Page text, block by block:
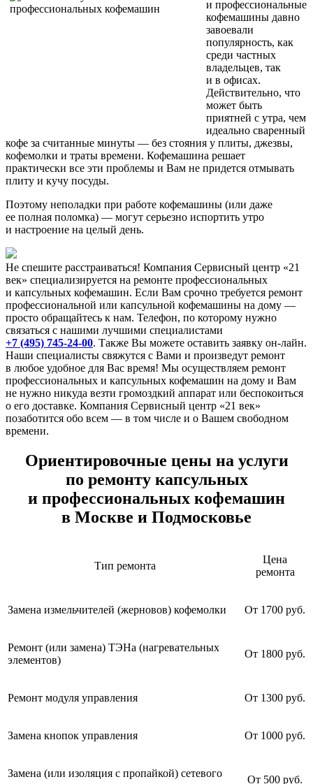
и профессиональные
кофемашины давно
завоевали
популярность, как
среди частных
владельцев, так
и в офисах.
Действительно, что
может быть
приятней с утра, чем
идеально сваренный
кофе за считанные минуты — без стояния у плиты, джезвы,
кофемолки и траты времени. Кофемашина решает
практически все эти проблемы и Вам не придется отмывать
плиту и кучу посуды.
Поэтому неполадки при работе кофемашины (или даже
ее полная поломка) — могут серьезно испортить утро
и настроение на целый день.
Не спешите расстраиваться! Компания Сервисный центр «21
век» специализируется на ремонте профессиональных
и капсульных кофемашин. Если Вам срочно требуется ремонт
профессиональной или капсульной кофемашины на дому —
просто обращайтесь к нам. Телефон, по которому нужно
связаться с нашими лучшими специалистами
+7 (495) 745-24-00. Также Вы можете оставить заявку он-лайн.
Наши специалисты свяжутся с Вами и произведут ремонт
в любое удобное для Вас время! Мы осуществляем ремонт
профессиональных и капсульных кофемашин на дому и Вам
не нужно никуда везти громоздкий аппарат или беспокоиться
о его доставке. Компания Сервисный центр «21 век»
позаботится обо всем — в том числе и о Вашем свободном
времени.
Ориентировочные цены на услуги
по ремонту капсульных
и профессиональных кофемашин
в Москве и Подмосковье
Тип ремонта
Цена
ремонта
Замена измельчителей (жерновов) кофемолки От 1700 руб.
Ремонт (или замена) ТЭНа (нагревательных
элементов)
От 1800 руб.
Ремонт модуля управления От 1300 руб.
Замена кнопок управления От 1000 руб.
Замена (или изоляция с пропайкой) сетевого
От 500 руб.